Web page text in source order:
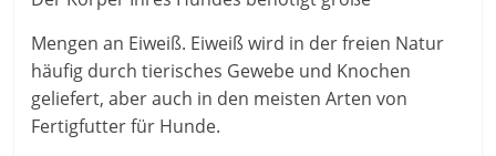
Mengen an Eiweiß. Eiweiß wird in der freien Natur
häufig durch tierisches Gewebe und Knochen
geliefert, aber auch in den meisten Arten von
Fertigfutter für Hunde.